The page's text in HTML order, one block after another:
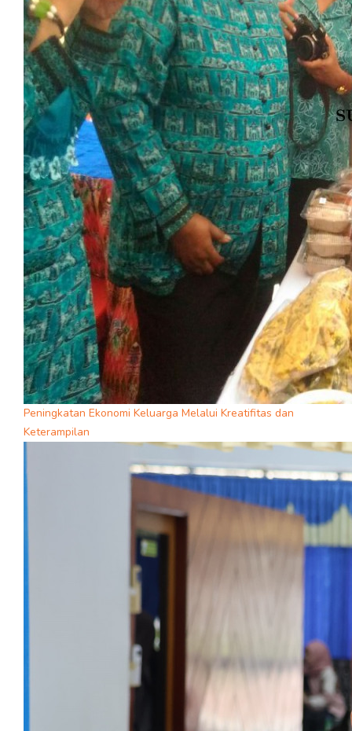
Peningkatan Ekonomi Keluarga Melalui Kreatifitas dan
Keterampilan